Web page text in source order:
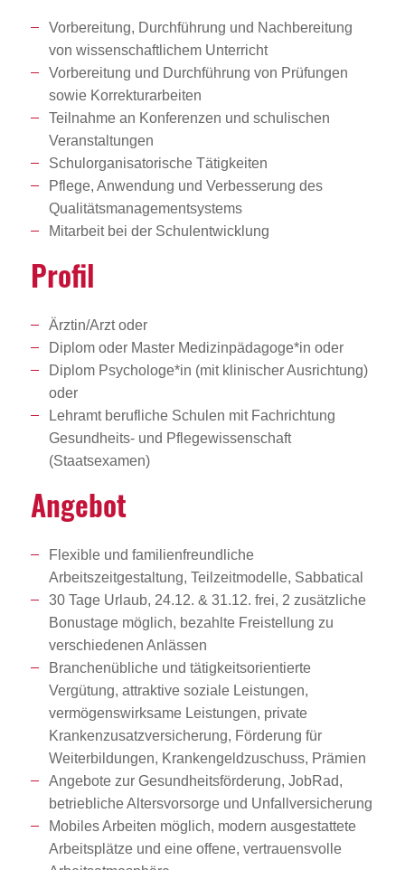
Vorbereitung, Durchführung und Nachbereitung
von wissenschaftlichem Unterricht
Vorbereitung und Durchführung von Prüfungen
sowie Korrekturarbeiten
Teilnahme an Konferenzen und schulischen
Veranstaltungen
Schulorganisatorische Tätigkeiten
Pflege, Anwendung und Verbesserung des
Qualitätsmanagementsystems
Mitarbeit bei der Schulentwicklung
Profil
Ärztin/Arzt oder
Diplom oder Master Medizinpädagoge*in oder
Diplom Psychologe*in (mit klinischer Ausrichtung)
oder
Lehramt berufliche Schulen mit Fachrichtung
Gesundheits- und Pflegewissenschaft
(Staatsexamen)
Angebot
Flexible und familienfreundliche
Arbeitszeitgestaltung, Teilzeitmodelle, Sabbatical
30 Tage Urlaub, 24.12. & 31.12. frei, 2 zusätzliche
Bonustage möglich, bezahlte Freistellung zu
verschiedenen Anlässen
Branchenübliche und tätigkeitsorientierte
Vergütung, attraktive soziale Leistungen,
vermögenswirksame Leistungen, private
Krankenzusatzversicherung, Förderung für
Weiterbildungen, Krankengeldzuschuss, Prämien
Angebote zur Gesundheitsförderung, JobRad,
betriebliche Altersvorsorge und Unfallversicherung
Mobiles Arbeiten möglich, modern ausgestattete
Arbeitsplätze und eine offene, vertrauensvolle